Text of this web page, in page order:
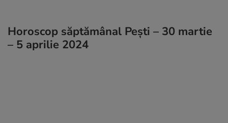
Horoscop săptămânal Pești – 30 martie
– 5 aprilie 2024